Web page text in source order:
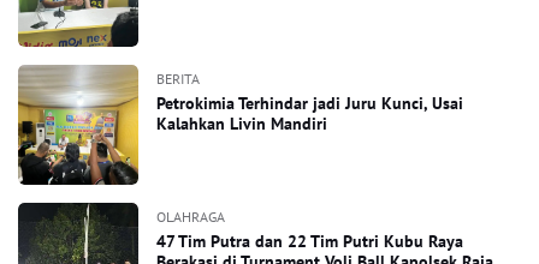
BERITA
Petrokimia Terhindar jadi Juru Kunci, Usai
Kalahkan Livin Mandiri
OLAHRAGA
47 Tim Putra dan 22 Tim Putri Kubu Raya